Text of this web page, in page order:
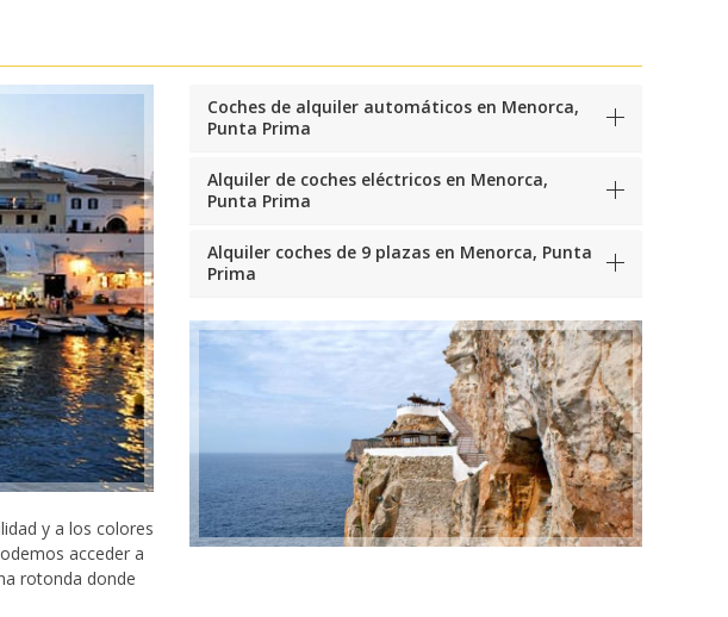
y a los colores
acceder a
rotonda donde
Coches de alquiler automáticos en Menorca,
Punta Prima
Alquiler de coches eléctricos en Menorca,
Punta Prima
Alquiler coches de 9 plazas en Menorca, Punta
Prima